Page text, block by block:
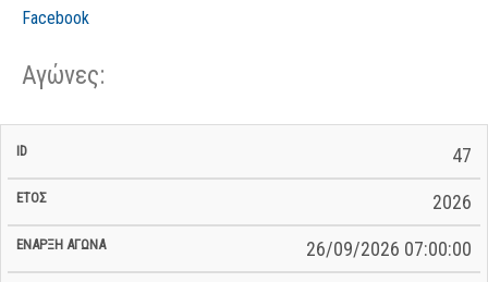
Facebook
Αγώνες:
Αγώνα
Ημερομηνία
47
2026
26/09/2026 07:00:00